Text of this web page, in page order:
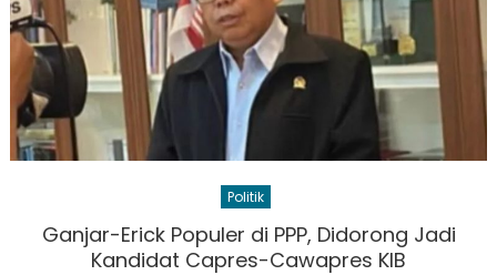
Politik
Ganjar-Erick Populer di PPP, Didorong Jadi
Kandidat Capres-Cawapres KIB